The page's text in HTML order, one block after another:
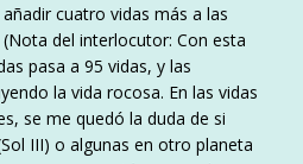
cuatro vidas más a las
del interlocutor: Con esta
pasa a 95 vidas, y las
la vida rocosa. En las vidas
se me quedó la duda de si
III) o algunas en otro planeta